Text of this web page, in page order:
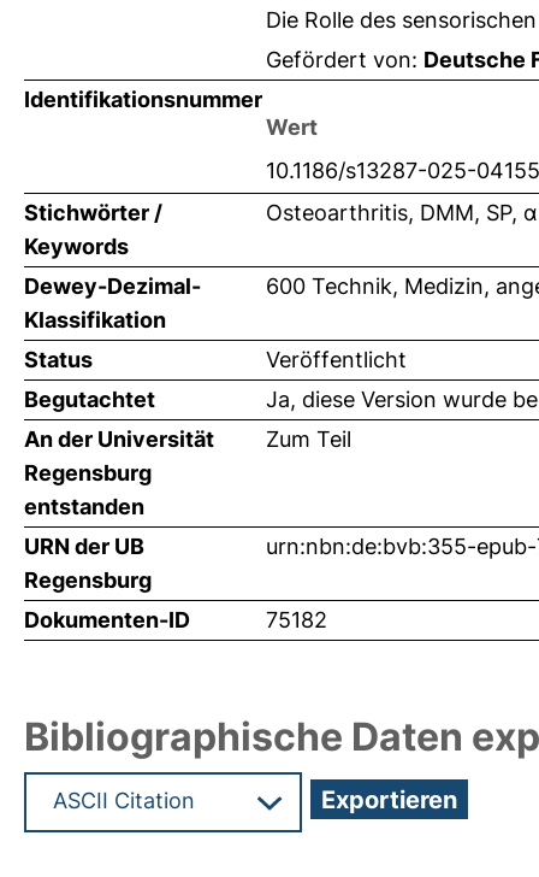
Die Rolle des
Gefördert von: Deutsche
Identifikationsnummer
Wert
10.1186/s13287-025-
Stichwörter /
Keywords
Osteoarthritis, DMM, SP,
Dewey-Dezimal-
Klassifikation
600 Technik, Medizin,
Status
Veröffentlicht
Begutachtet
Ja, diese Version wurde
An der Universität
Regensburg
entstanden
Zum Teil
URN der UB
Regensburg
urn:nbn:de:bvb:355-
Dokumenten-ID 75182
Bibliographische Daten